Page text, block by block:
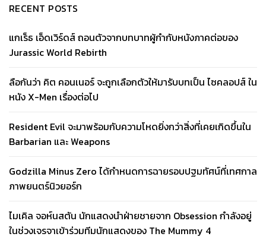
RECENT POSTS
แกเร็ธ เอ็ดเวิร์ดส์ ถอนตัวจากบทบาทผู้กำกับหนังภาคต่อของ
Jurassic World Rebirth
ลือกันว่า คิต คอนเนอร์ จะถูกเลือกตัวให้มารับบทเป็น ไซคลอปส์ ใน
หนัง X-Men เรื่องต่อไป
Resident Evil จะมาพร้อมกับความโหดยิ่งกว่าสิ่งที่เคยเกิดขึ้นใน
Barbarian และ Weapons
Godzilla Minus Zero ได้กำหนดการฉายรอบปฐมทัศน์ที่เทศกาล
ภาพยนตร์นิวยอร์ก
ไมเคิล จอห์นสตัน นักแสดงนำฝ่ายชายจาก Obsession กำลังอยู่
ในช่วงเจรจาเข้าร่วมทีมนักแสดงของ The Mummy 4